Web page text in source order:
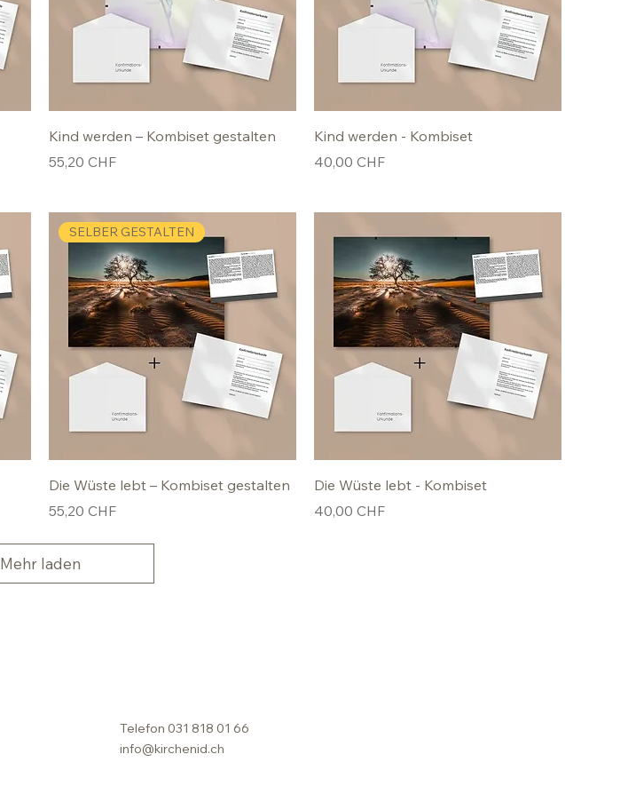
Kind werden – Kombiset gestalten
Preis
55,20 CHF
Kind werden - Kombiset
Preis
40,00 CHF
SELBER GESTALTEN
Die Wüste lebt – Kombiset gestalten
Preis
55,20 CHF
Die Wüste lebt - Kombiset
Preis
40,00 CHF
Mehr laden
Telefon 031 818 01 66
info@kirchenid.ch